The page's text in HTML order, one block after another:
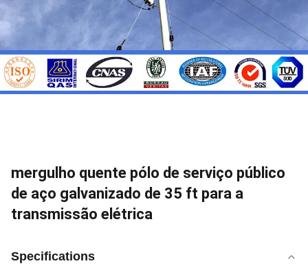
mergulho quente pólo de serviço público
de aço galvanizado de 35 ft para a
transmissão elétrica
Specifications